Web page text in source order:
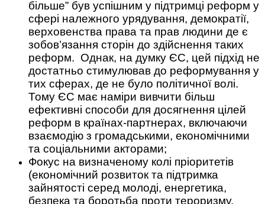
більше” був успішним у підтримці реформ у
сфері належного урядування, демократії,
верховенства права та прав людини де є
зобов’язання сторін до здійснення таких
реформ. Однак, на думку ЄС, цей підхід не
достатньо стимулював до реформування у
тих сферах, де не було політичної волі.
Тому ЄС має наміри вивчити більш
ефективні способи для досягнення цілей
реформ в країнах-партнерах, включаючи
взаємодію з громадськими, економічними
та соціальними акторами;
Фокус на визначеному колі пріоритетів
(економічний розвиток та підтримка
зайнятості серед молоді, енергетика,
безпека та боротьба проти тероризму,